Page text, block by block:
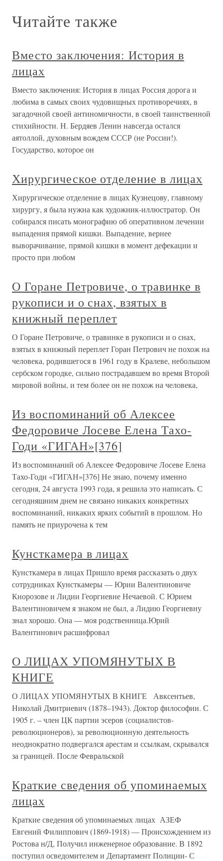
Читайте также
Вместо заключения: История в
лицах
Вместо заключения: История в лицах Россия дорога и
любима в самых своих чудовищных противоречиях, в
загадочной своей антиномичности, в своей таинственной
стихийности. Н. Бердяев Ленин навсегда остался
аятоллой, духовным вождем СССР (не России!).
Государство, которое он
Хирургическое отделение в лицах
Хирургическое отделение в лицах Кузнецову, главному
хирургу, я была нужна как художник-иллюстратор. Он
собирался писать монографию об оперативном лечении
выпадения прямой кишки. Выпадение, вернее
выворачивание, прямой кишки в момент дефекации и
просто при любом
О Горане Петровиче, о травинке в
рукописи и о снах, взятых в
книжный переплет
О Горане Петровиче, о травинке в рукописи и о снах,
взятых в книжный переплет Горан Петрович не похож на
человека, родившегося в 1961 году в Кралеве, небольшом
сербском городке, сильно пострадавшем во время Второй
мировой войны, и тем более он не похож на человека,
Из воспоминаний об Алексее
Федоровиче Лосеве Елена Тахо-
Годи «ГИГАН»[376]
Из воспоминаний об Алексее Федоровиче Лосеве Елена
Тахо-Годи «ГИГАН»[376] Не знаю, почему именно
сегодня, 24 августа 1993 года, я решила это написать. С
сегодняшним днем не связано никаких конкретных
воспоминаний, никаких ярких событий в прошлом. Но
память не приурочена к тем
Кунсткамера в лицах
Кунсткамера в лицах Пришло время рассказать о двух
сотрудниках Кунсткамеры — Юрии Валентиновиче
Кнорозове и Лидии Георгиевне Нечаевой. С Юрием
Валентиновичем я знаком не был, а Лидию Георгиевну
знал хорошо. Она — моя родственница.Юрий
Валентинович расшифровал
О ЛИЦАХ УПОМЯНУТЫХ В
КНИГЕ
О ЛИЦАХ УПОМЯНУТЫХ В КНИГЕ Авксентьев,
Николай Дмитриевич (1878–1943). Доктор философии. С
1905 г. – член ЦК партии эсеров (социалистов-
революционеров), за революционную деятельность
неоднократно подвергался арестам и ссылкам, скрывался
за границей. После Февральской
Краткие сведения об упоминаемых
лицах
Краткие сведения об упоминаемых лицах АЗЕФ
Евгений Филиппович (1869-1918) — Происхождением из
Ростова н/Д, Получил инженерное образование. В 1892
поступил осведомителем и Департамент Полиции- С